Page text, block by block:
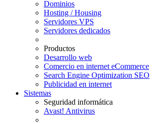
Dominios
Hosting / Housing
Servidores VPS
Servidores dedicados
Productos
Desarrollo web
Comercio en internet eCommerce
Search Engine Optimization SEO
Publicidad en internet
Sistemas
Seguridad informática
Avast! Antivirus